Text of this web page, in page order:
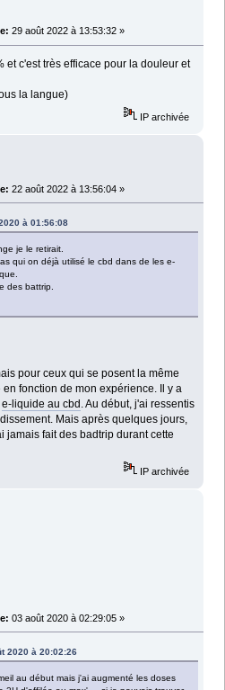
29 août 2022 à 13:53:32 »
et c'est très efficace pour la douleur et
la langue)
IP archivée
22 août 2022 à 13:56:04 »
à 01:56:08
je le retirait.
qui on déjà utilisé le cbd dans de les e-
des battrip.
pour ceux qui se posent la même
fonction de mon expérience. Il y a
e-liquide au cbd . Au début, j'ai ressentis
Mais après quelques jours,
jamais fait des badtrip durant cette
IP archivée
03 août 2020 à 02:29:05 »
2020 à 20:02:26
au début mais j'ai augmenté les doses